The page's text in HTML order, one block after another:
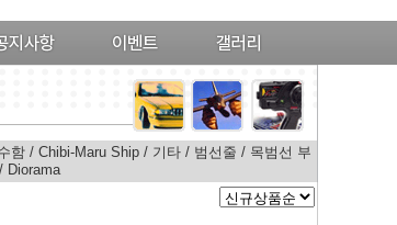
함 / Chibi-Maru Ship / 기타 / 범선줄 / 목범선 부
/ Diorama